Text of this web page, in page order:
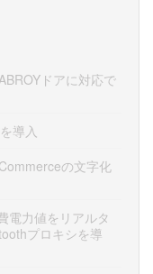
ドアに対応で
導入
の文字化
電力値をリアルタ
プロキシを導